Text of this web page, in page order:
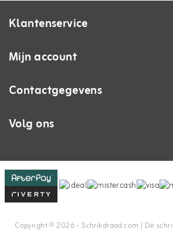
Klantenservice
Mijn account
Contactgegevens
Volg ons
Copyright © 2026 - Schrikdraad.com | Dè